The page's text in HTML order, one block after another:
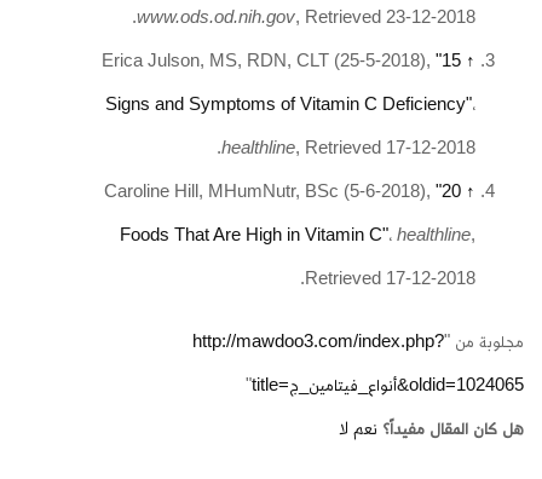
www.ods.od.nih.gov, Retrieved 23-12-2018.
↑
Erica Julson, MS, RDN, CLT (25-5-2018), "15
Signs and Symptoms of Vitamin C Deficiency"،
healthline, Retrieved 17-12-2018.
↑
Caroline Hill, MHumNutr, BSc (5-6-2018), "20
Foods That Are High in Vitamin C"، healthline,
Retrieved 17-12-2018.
مجلوبة من "http://mawdoo3.com/index.php?
title=أنواع_فيتامين_ج&oldid=1024065 "
هل كان المقال مفيداً؟ نعم لا